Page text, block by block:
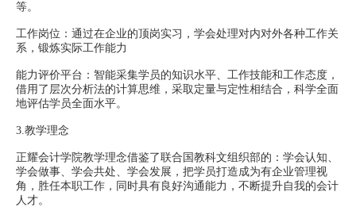
等。
工作岗位：通过在企业的顶岗实习，学会处理对内对外各种工作关
系，锻炼实际工作能力
能力评价平台：智能采集学员的知识水平、工作技能和工作态度，
借用了层次分析法的计算思维，采取定量与定性相结合，科学全面
地评估学员全面水平。
3.教学理念
正耀会计学院教学理念借鉴了联合国教科文组织部的：学会认知、
学会做事、学会共处、学会发展，把学员打造成为有企业管理视
角，胜任本职工作，同时具有良好沟通能力，不断提升自我的会计
人才。